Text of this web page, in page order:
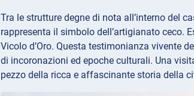
Tra le strutture degne di nota all’interno del
rappresenta il simbolo dell’artigianato ceco.
Vicolo d’Oro. Questa testimonianza vivente
di incoronazioni ed epoche culturali. Una
pezzo della ricca e affascinante storia della